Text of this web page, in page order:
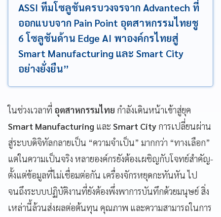
ASSI ทีมโซลูชันครบวงจรจาก Advantech ที่
ออกแบบจาก Pain Point อุตสาหกรรมไทยชู
6 โซลูชันด้าน Edge AI พาองค์กรไทยสู่
Smart Manufacturing และ Smart City
อย่างยั่งยืน”
ในช่วงเวลาที่ อุตสาหกรรมไทย กำลังเดินหน้าเข้าสู่ยุค
Smart Manufacturing และ Smart City การเปลี่ยนผ่าน
สู่ระบบดิจิทัลกลายเป็น “ความจำเป็น” มากกว่า “ทางเลือก”
แต่ในความเป็นจริง หลายองค์กรยังต้องเผชิญกับโจทย์สำคัญ-
ตั้งแต่ข้อมูลที่ไม่เชื่อมต่อกัน เครื่องจักรหยุดกะทันหัน ไป
จนถึงระบบปฏิบัติงานที่ยังต้องพึ่งพาการบันทึกด้วยมนุษย์ สิ่ง
เหล่านี้ล้วนส่งผลต่อต้นทุน คุณภาพ และความสามารถในการ